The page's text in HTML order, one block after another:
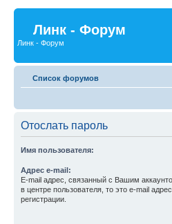
Линк - Форум
Линк - Форум
Список форумов
Отослать пароль
Имя пользователя:
Адрес e-mail:
E-mail адрес, связанный с Вашим
в центре пользователя, то это e-mail
регистрации.